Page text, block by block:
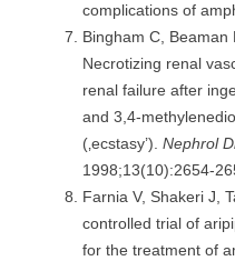
complications of
Bingham C, Beaman
Necrotizing renal
renal failure after
and 3,4-
(‚ecstasy’). Nephrol
1998;13(10):2654-
Farnia V, Shakeri J,
controlled trial of
for the treatment of